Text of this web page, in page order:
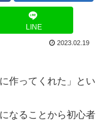
LINE
2023.02.19
作ってくれた」とい
なることから初心者